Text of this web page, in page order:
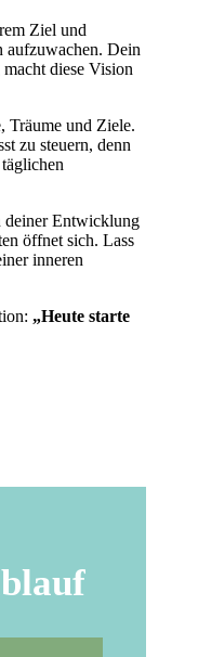
Ziel und
aufzuwachen. Dein
diese Vision
Träume und Ziele.
zu steuern, denn
deiner Entwicklung
öffnet sich. Lass
inneren
„Heute starte